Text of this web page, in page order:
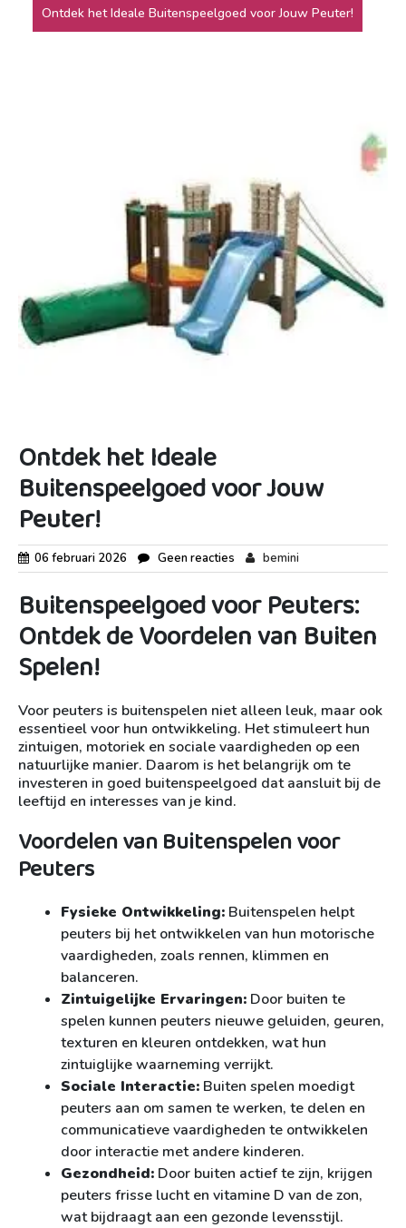
Ontdek het Ideale Buitenspeelgoed voor Jouw Peuter!
Ontdek het Ideale
Buitenspeelgoed voor Jouw
Peuter!
06 februari 2026 Geen reacties bemini
Buitenspeelgoed voor Peuters:
Ontdek de Voordelen van Buiten
Spelen!
Voor peuters is buitenspelen niet alleen leuk, maar ook
essentieel voor hun ontwikkeling. Het stimuleert hun
zintuigen, motoriek en sociale vaardigheden op een
natuurlijke manier. Daarom is het belangrijk om te
investeren in goed buitenspeelgoed dat aansluit bij de
leeftijd en interesses van je kind.
Voordelen van Buitenspelen voor
Peuters
Fysieke Ontwikkeling: Buitenspelen helpt
peuters bij het ontwikkelen van hun motorische
vaardigheden, zoals rennen, klimmen en
balanceren.
Zintuigelijke Ervaringen: Door buiten te
spelen kunnen peuters nieuwe geluiden, geuren,
texturen en kleuren ontdekken, wat hun
zintuiglijke waarneming verrijkt.
Sociale Interactie: Buiten spelen moedigt
peuters aan om samen te werken, te delen en
communicatieve vaardigheden te ontwikkelen
door interactie met andere kinderen.
Gezondheid: Door buiten actief te zijn, krijgen
peuters frisse lucht en vitamine D van de zon,
wat bijdraagt aan een gezonde levensstijl.